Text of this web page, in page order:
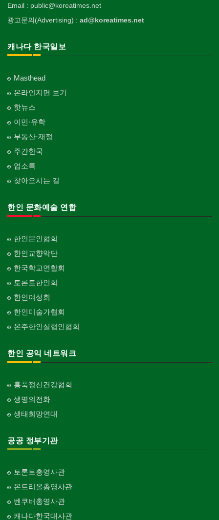
Email : public@koreatimes.net
광고문의(Advertising) : ad@koreatimes.net
캐나다 한국일보
Masthead
온라인지면 보기
핫뉴스
이민·유학
부동산·재정
주간한국
업소록
찾아오시는 길
한인 문화예술 연합
한인문인협회
한인교향악단
한국학교연합회
토론토한인회
한인여성회
한인미술가협회
온주한인실협인협회
한인 공익 네트워크
홍푹정신건강협회
생명의전화
생태희망연대
공공 정부기관
토론토총영사관
몬트리올총영사관
벤쿠버총영사관
캐나다한국대사관